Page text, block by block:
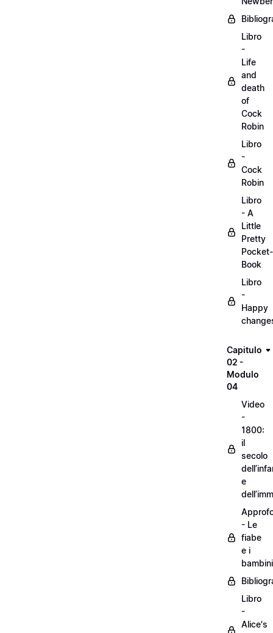
Libro
-
Life
and
death
of
Cock
Robin
Libro
-
Cock
Robin
Libro
- A
Little
Pretty
Pocket-
Book
Libro
-
Happy
Capitulo
02 -
Modulo
04
Video
-
1800:
il
secolo
e
- Le
fiabe
e i
bambini
Libro
-
Alice's